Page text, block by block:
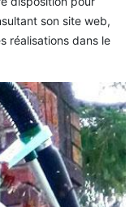
son site web,
réalisations dans le